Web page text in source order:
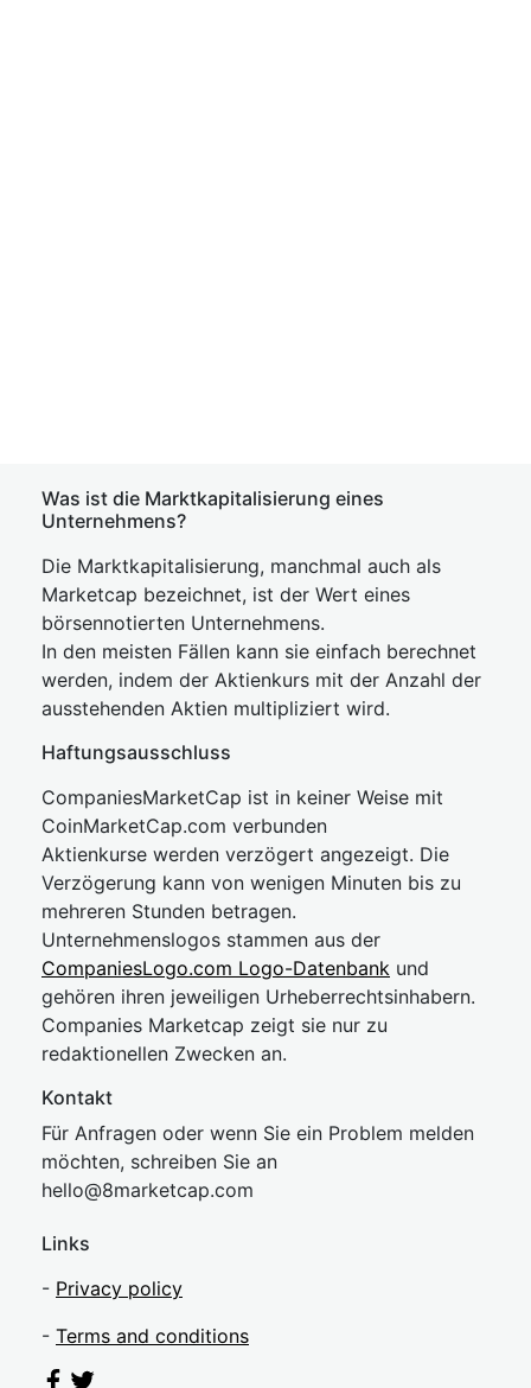
Was ist die Marktkapitalisierung eines
Unternehmens?
Die Marktkapitalisierung, manchmal auch als
Marketcap bezeichnet, ist der Wert eines
börsennotierten Unternehmens.
In den meisten Fällen kann sie einfach berechnet
werden, indem der Aktienkurs mit der Anzahl der
ausstehenden Aktien multipliziert wird.
Haftungsausschluss
CompaniesMarketCap ist in keiner Weise mit
CoinMarketCap.com verbunden
Aktienkurse werden verzögert angezeigt. Die
Verzögerung kann von wenigen Minuten bis zu
mehreren Stunden betragen.
Unternehmenslogos stammen aus der
CompaniesLogo.com Logo-Datenbank und
gehören ihren jeweiligen Urheberrechtsinhabern.
Companies Marketcap zeigt sie nur zu
redaktionellen Zwecken an.
Kontakt
Für Anfragen oder wenn Sie ein Problem melden
möchten, schreiben Sie an
hello@8marketcap.com
Links
- Privacy policy
- Terms and conditions